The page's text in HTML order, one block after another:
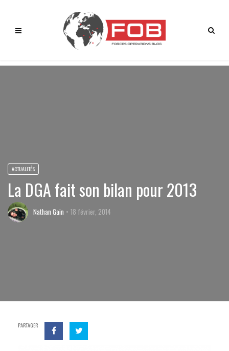
ACTUALITÉS
La DGA fait son bilan pour 2013
Nathan Gain 18 février, 2014
PARTAGER